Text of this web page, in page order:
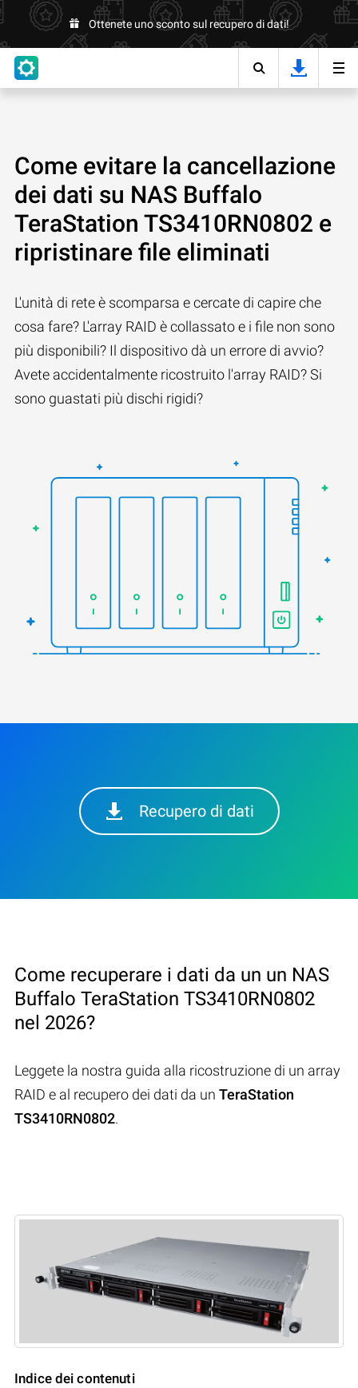
Ottenete uno sconto sul recupero di dati!
Come evitare la cancellazione
dei dati su NAS Buffalo
TeraStation TS3410RN0802 e
ripristinare file eliminati
L'unità di rete è scomparsa e cercate di capire che
cosa fare? L'array RAID è collassato e i file non sono
più disponibili? Il dispositivo dà un errore di avvio?
Avete accidentalmente ricostruito l'array RAID? Si
sono guastati più dischi rigidi?
Recupero di dati
Come recuperare i dati da un un NAS
Buffalo TeraStation TS3410RN0802
nel 2026?
Leggete la nostra guida alla ricostruzione di un array
RAID e al recupero dei dati da un TeraStation
TS3410RN0802.
Indice dei contenuti